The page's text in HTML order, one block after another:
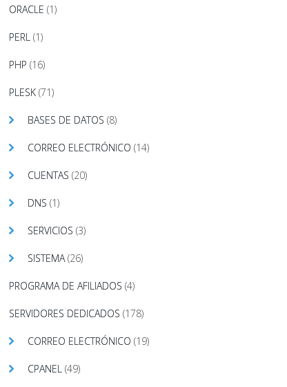
ORACLE (1)
PERL (1)
PHP (16)
PLESK (71)
BASES DE DATOS (8)
CORREO ELECTRÓNICO (14)
CUENTAS (20)
DNS (1)
SERVICIOS (3)
SISTEMA(26)
PROGRAMA DE AFILIADOS (4)
SERVIDORES DEDICADOS (178)
CORREO ELECTRÓNICO (19)
CPANEL (49)